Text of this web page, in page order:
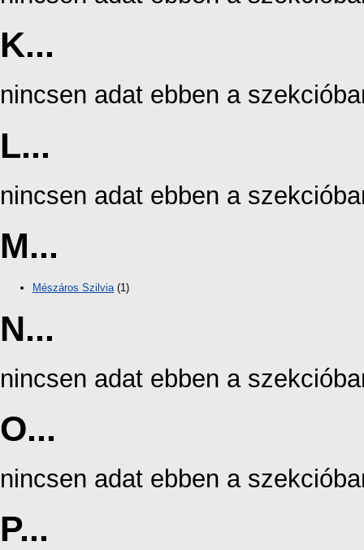
K...
nincsen adat ebben a
L...
nincsen adat ebben a
M...
Mészáros Szilvia (1)
N...
nincsen adat ebben a
O...
nincsen adat ebben a
P...